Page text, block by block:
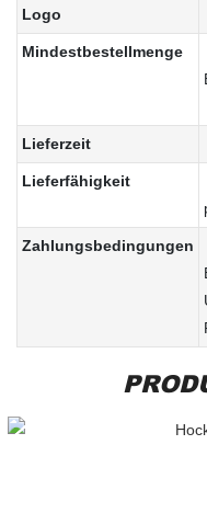
Logo
Mindestbestellmenge
Lieferzeit
Lieferfähigkeit
Zahlungsbedingungen